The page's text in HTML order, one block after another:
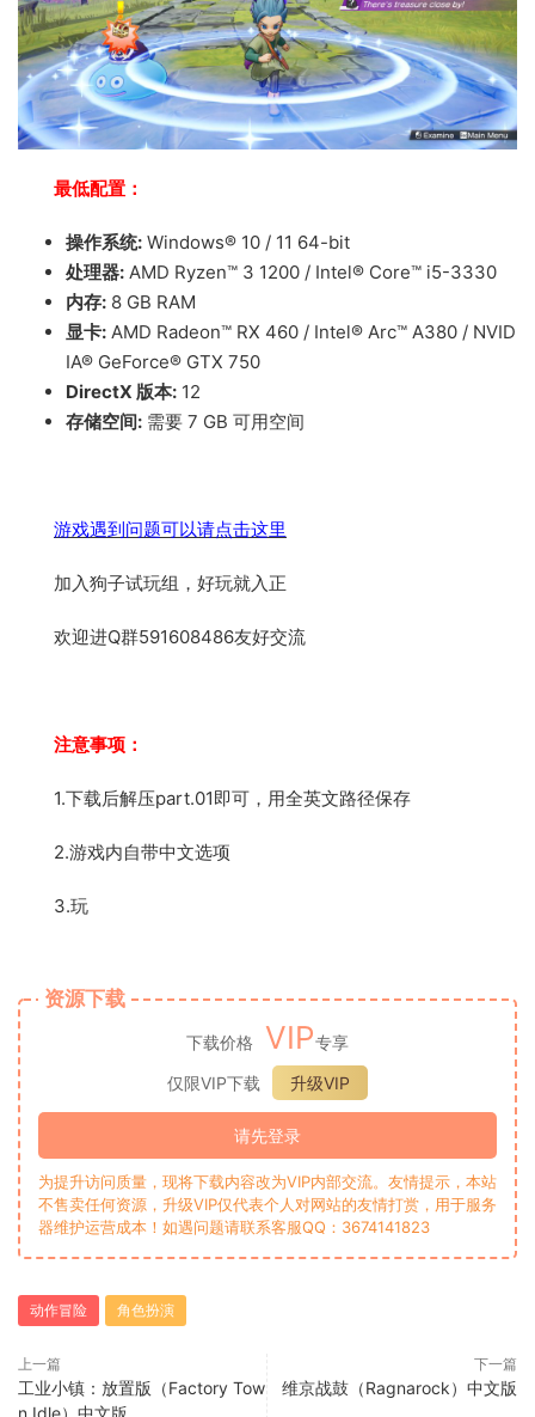
最低配置：
操作系统: Windows® 10 / 11 64-bit
处理器: AMD Ryzen™ 3 1200 / Intel® Core™ i5-3330
内存: 8 GB RAM
显卡: AMD Radeon™ RX 460 / Intel® Arc™ A380 / NVID
IA® GeForce® GTX 750
DirectX 版本: 12
存储空间: 需要 7 GB 可用空间
游戏遇到问题可以请点击这里
加入狗子试玩组，好玩就入正
欢迎进Q群591608486友好交流
注意事项：
1.下载后解压part.01即可，用全英文路径保存
2.游戏内自带中文选项
3.玩
资源下载
下载价格 VIP专享
仅限VIP下载
升级VIP
请先登录
为提升访问质量，现将下载内容改为VIP内部交流。友情提示，本站
不售卖任何资源，升级VIP仅代表个人对网站的友情打赏，用于服务
器维护运营成本！如遇问题请联系客服QQ：3674141823
动作冒险 角色扮演
上一篇
工业小镇：放置版（Factory Tow
n Idle）中文版
下一篇
维京战鼓（Ragnarock）中文版